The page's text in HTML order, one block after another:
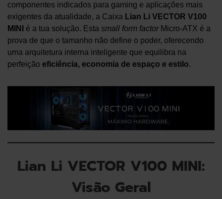
componentes indicados para gaming e aplicações mais
exigentes da atualidade, a Caixa Lian Li VECTOR V100
MINI
é a tua solução. Esta small form factorMicro-ATX é a
prova de que o tamanho não define o poder, oferecendo
uma arquitetura interna inteligente que equilibra na
perfeição eficiência, economia de espaço e estilo.
Lian Li VECTOR V100 MINI:
Visão Geral